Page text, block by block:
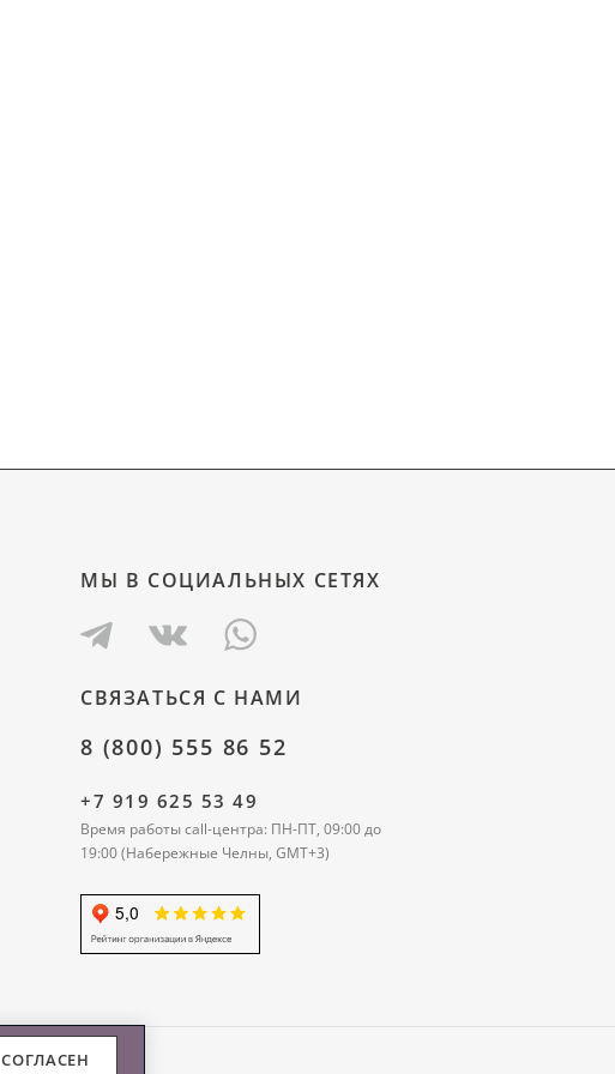
МЫ В СОЦИАЛЬНЫХ СЕТЯХ
СВЯЗАТЬСЯ С НАМИ
8 (800) 555 86 52
+7 919 625 53 49
Время работы call-центра: ПН-ПТ, 09:00 до
19:00 (Набережные Челны, GMT+3)
СОГЛАСЕН